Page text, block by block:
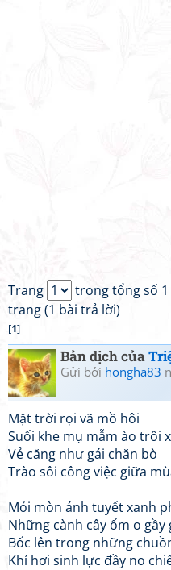
Trang
trong tổng số 1
trang (1 bài trả lời)
[1]
Bản dịch của
Gửi bởi hongha83
Mặt trời rọi vã mồ hôi
Suối khe mụ mẫm ào trôi
Vẻ căng như gái chăn bò
Trào sôi công việc giữa
Mỏi mòn ánh tuyết xanh
Những cành cây ốm o gầy
Bốc lên trong những
Khí hơi sinh lực đầy no